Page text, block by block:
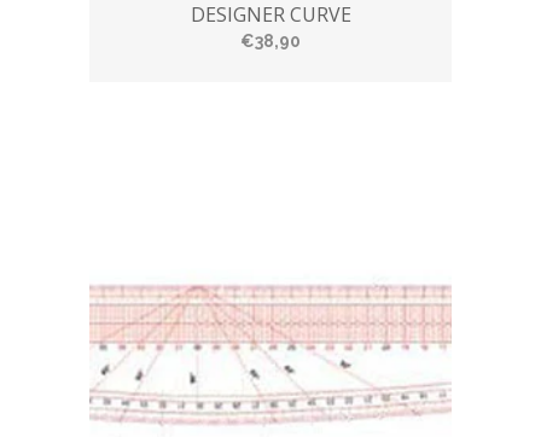
DESIGNER CURVE
€38,90